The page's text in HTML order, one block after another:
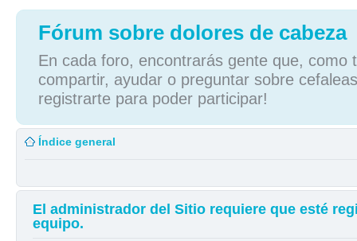
Fórum sobre dolores de cabeza
En cada foro, encontrarás gente que, como
compartir, ayudar o preguntar sobre
registrarte para poder participar!
Índice general
El administrador del Sitio requiere que esté
equipo.